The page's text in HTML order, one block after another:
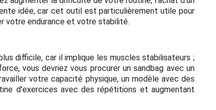
idée, car cet outil est particulièrement utile pour
votre endurance et votre stabilité.
difficile, car il implique les muscles stabilisateurs ;
vous devriez vous procurer un sandbag avec un
votre capacité physique, un modèle avec des
d'exercices avec des répétitions et augmentant